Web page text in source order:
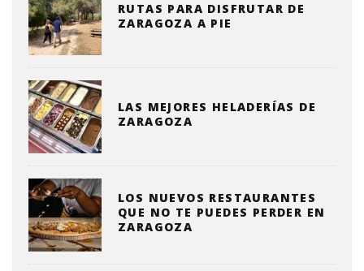
RUTAS PARA DISFRUTAR DE
ZARAGOZA A PIE
LAS MEJORES HELADERÍAS DE
ZARAGOZA
LOS NUEVOS RESTAURANTES
QUE NO TE PUEDES PERDER EN
ZARAGOZA